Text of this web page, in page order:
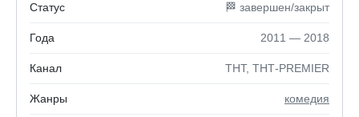
Статус 🏁 завершен/закрыт
Года 2011 — 2018
Канал ТНТ, ТНТ-PREMIER
Жанры комедия